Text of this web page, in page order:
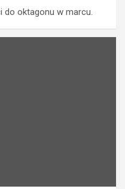
do oktagonu w marcu.